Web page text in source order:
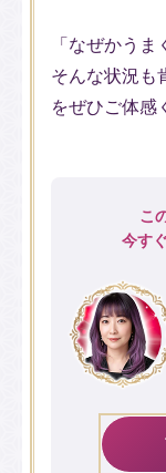
「なぜかう
そんな状況も
をぜひご体感
こ
今す